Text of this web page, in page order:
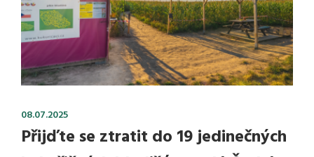
08.07.2025
Přijďte se ztratit do 19 jedinečných